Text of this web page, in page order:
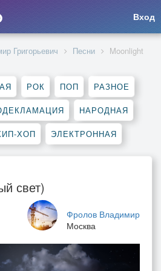
Вход
Григорьевич Песни
Moonlight
РОК ПОП РАЗНОЕ
НАРОДНАЯ
ХОП ЭЛЕКТРОННАЯ
свет)
Фролов Владимир
Москва